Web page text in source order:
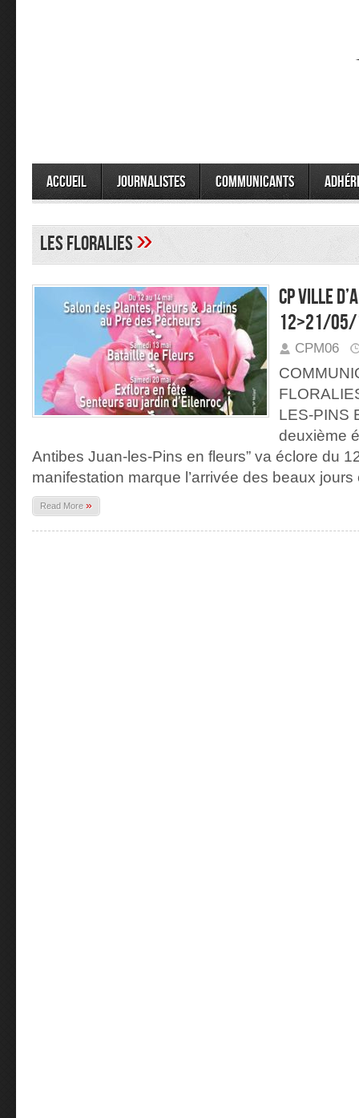
Accueil Journalistes Communicants
les floralies»
CP ville
12>21/
CPM06
LES-PINS
deuxième
Antibes Juan-les-Pins en fleurs” va éclore du
manifestation marque l’arrivée des beaux jours
Read More »